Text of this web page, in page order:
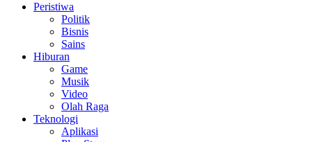
Peristiwa
Politik
Bisnis
Sains
Hiburan
Game
Musik
Video
Olah Raga
Teknologi
Aplikasi